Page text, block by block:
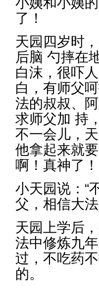
了！
天园四岁时
后脑 勺摔在
白沫，很吓
白，有师父
法的叔叔、
求师父加 持
不一会儿，
他拿起来就
啊！真神了
小天园说：“
父，相信大
天园上学后
法中修炼九
过，不吃药
的。